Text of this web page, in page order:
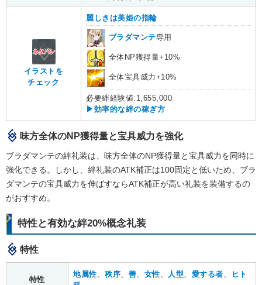
イラストを
チェック
麗しきは美姫の指輪
ブラダマンテ専用
全体NP獲得量+10%
全体宝具威力+10%
必要絆経験値:1,655,000
▶効率的な絆の稼ぎ方
味方全体のNP獲得量と宝具威力を強化
ブラダマンテの絆礼装は、味方全体のNP獲得量と宝具威力を同時に
強化できる。しかし、絆礼装のATK補正は100固定と低いため、ブラ
ダマンテの宝具威力を伸ばすならATK補正が高い礼装を装備するの
がおすすめ。
特性と有効な絆20%概念礼装
特性
特性
地属性 、秩序 善 女性 人型 愛する者
ヒト